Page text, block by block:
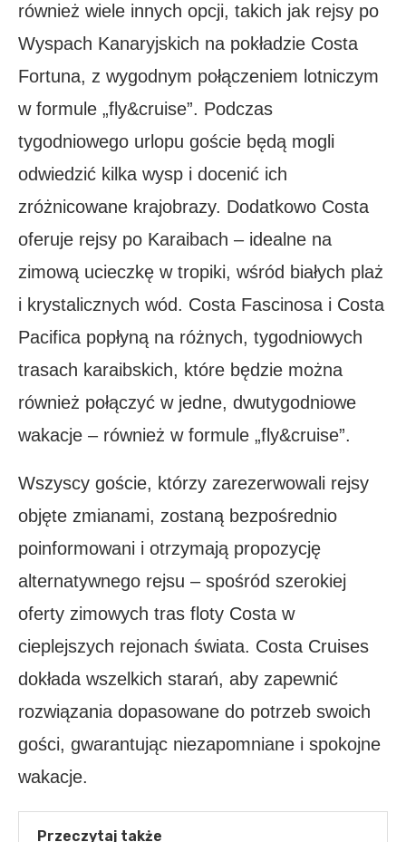
również wiele innych opcji, takich jak rejsy po
Wyspach Kanaryjskich na pokładzie Costa
Fortuna, z wygodnym połączeniem lotniczym
w formule „fly&cruise”. Podczas
tygodniowego urlopu goście będą mogli
odwiedzić kilka wysp i docenić ich
zróżnicowane krajobrazy. Dodatkowo Costa
oferuje rejsy po Karaibach – idealne na
zimową ucieczkę w tropiki, wśród białych plaż
i krystalicznych wód. Costa Fascinosa i Costa
Pacifica popłyną na różnych, tygodniowych
trasach karaibskich, które będzie można
również połączyć w jedne, dwutygodniowe
wakacje – również w formule „fly&cruise”.
Wszyscy goście, którzy zarezerwowali rejsy
objęte zmianami, zostaną bezpośrednio
poinformowani i otrzymają propozycję
alternatywnego rejsu – spośród szerokiej
oferty zimowych tras floty Costa w
cieplejszych rejonach świata. Costa Cruises
dokłada wszelkich starań, aby zapewnić
rozwiązania dopasowane do potrzeb swoich
gości, gwarantując niezapomniane i spokojne
wakacje.
Przeczytaj także